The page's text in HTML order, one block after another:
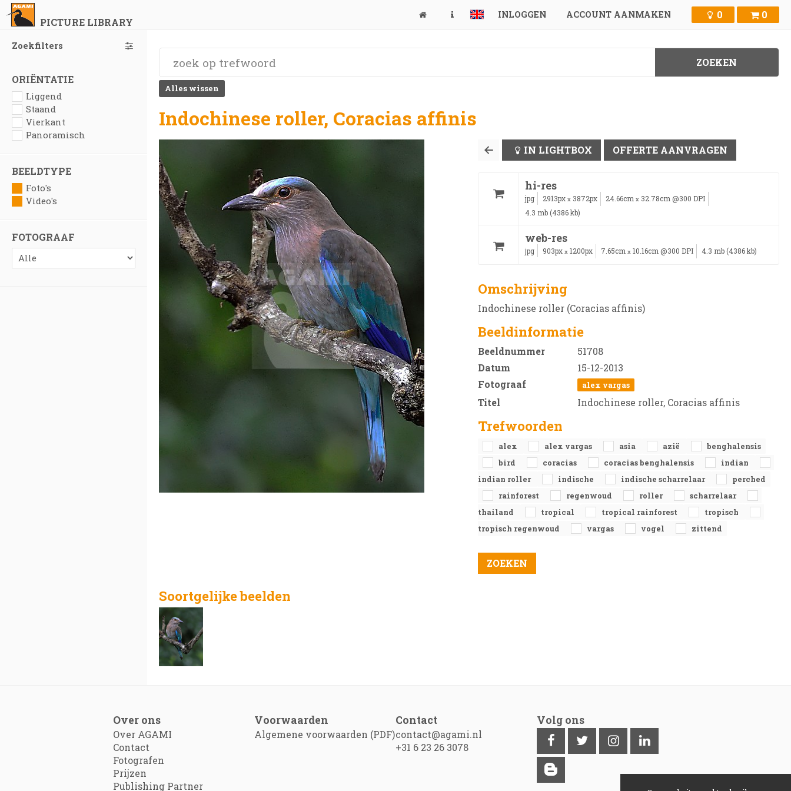
PICTURE LIBRARY
INLOGGEN ACCOUNT AANMAKEN 0 0
Zoekfilters
ORIËNTATIE
Liggend
Staand
Vierkant
Panoramisch
BEELDTYPE
Foto's
Video's
FOTOGRAAF
Alles wissen
Indochinese roller, Coracias affinis
IN LIGHTBOX OFFERTE AANVRAGEN
hi-res
jpg 2913px x 3872px 24.66cm x 32.78cm @300 DPI
4.3 mb (4386 kb)
web-res
jpg 903px x 1200px 7.65cm x 10.16cm @300 DPI 4.3 mb (4386 kb)
Omschrijving
Indochinese roller (Coracias affinis)
Beeldinformatie
Beeldnummer
51708
Datum
15-12-2013
Fotograaf
alex vargas
Titel Indochinese roller, Coracias affinis
Trefwoorden
alex alex vargas asia azië
benghalensis
bird
coracias coracias benghalensis
indian
indian roller
indische indische scharrelaar
perched
rainforest
regenwoud roller
scharrelaar
thailand
tropical tropical rainforest
tropisch
tropisch regenwoud
vargas vogel zittend
Soortgelijke beelden
Over ons
Over AGAMI
Contact
Fotografen
Prijzen
Publishing Partner
Voorwaarden
Algemene voorwaarden (PDF)
Contact
contact@agami.nl
+31 6 23 26 3078
Volg ons